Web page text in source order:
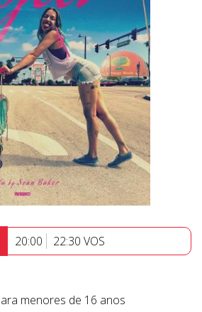
20:00 22:30 VOS
menores de 16 anos